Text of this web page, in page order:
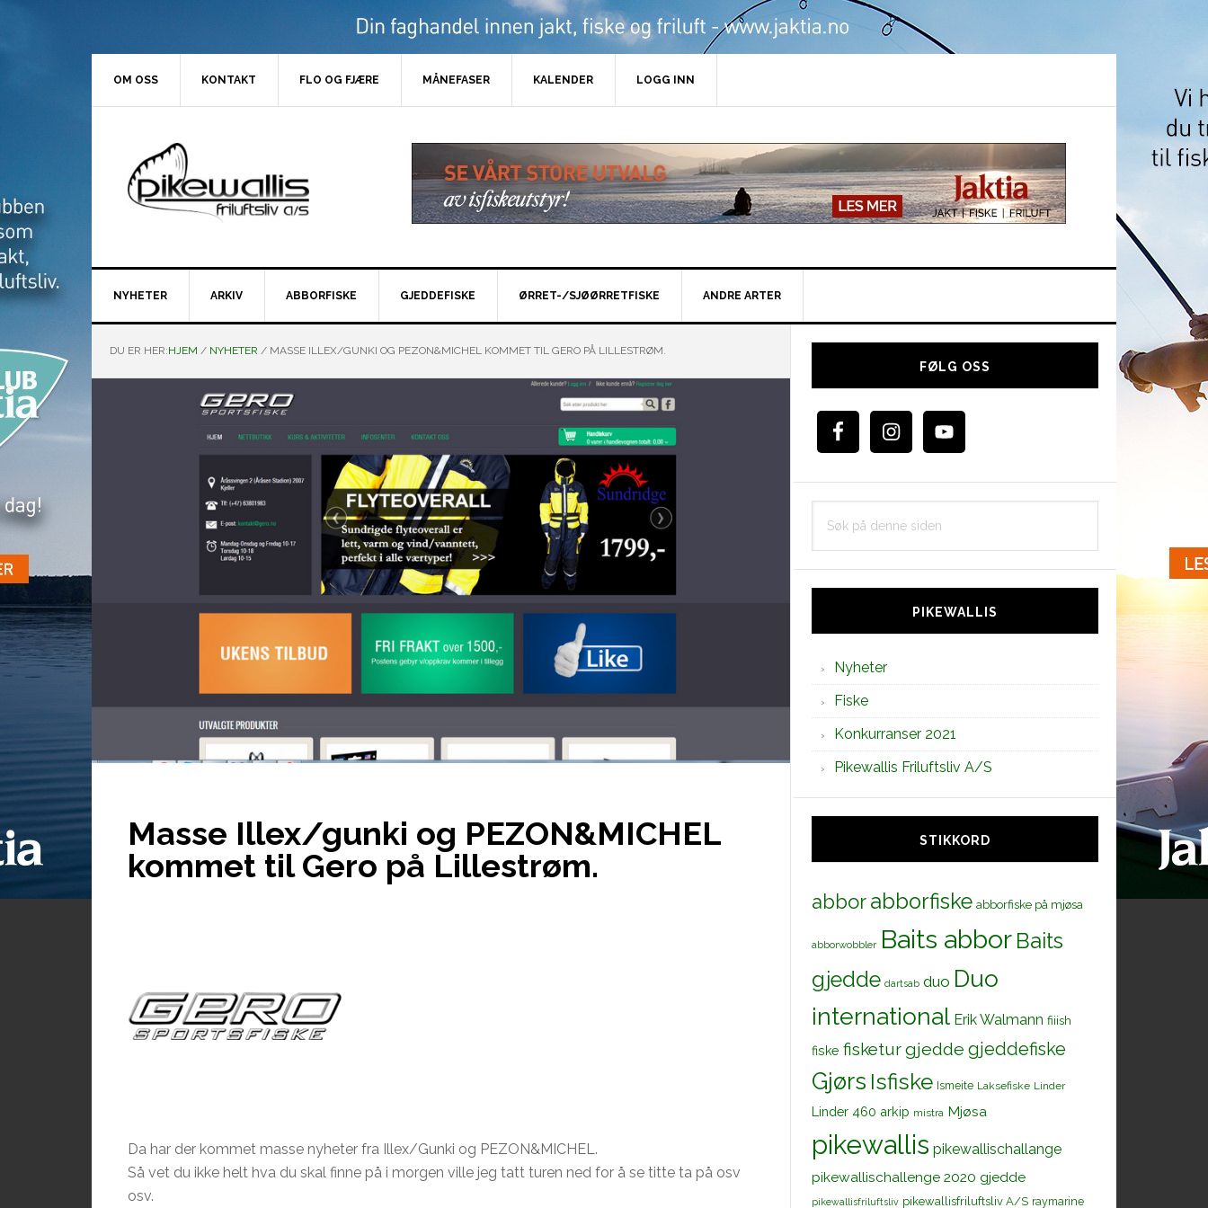
OM OSS KONTAKT FLO OG FJÆRE MÅNEFASER KALENDER LOGG INN
NYHETER ARKIV ABBORFISKE GJEDDEFISKE ØRRET-/SJØØRRETFISKE ANDRE ARTER
DU ER HER:HJEM / NYHETER / MASSE ILLEX/GUNKI OG PEZON&MICHEL KOMMET TIL GERO PÅ LILLESTRØM.
Masse Illex/gunki og PEZON&MICHEL
kommet til Gero på Lillestrøm.
Da har der kommet masse nyheter fra Illex/Gunki og PEZON&MICHEL.
Så vet du ikke helt hva du skal finne på i morgen ville jeg tatt turen ned for å se titte ta på osv
osv.
Hoved
FØLG OSS
PIKEWALLIS
Nyheter
Fiske
Konkurranser 2021
Pikewallis Friluftsliv A/S
STIKKORD
abborabborfiske abborfiske på mjøsa
abborwobbler Baits abbor Baits
gjedde dartsab duo Duo
international Erik Walmann fiiish
fiske fisketurgjedde gjeddefiske
Gjørs Isfiske Ismeite Laksefiske Linder
Linder 460 arkip mistra Mjøsa
pikewallis pikewallischallange
pikewallischallenge 2020 gjedde
pikewallisfriluftsliv pikewallisfriluftsliv A/S raymarine